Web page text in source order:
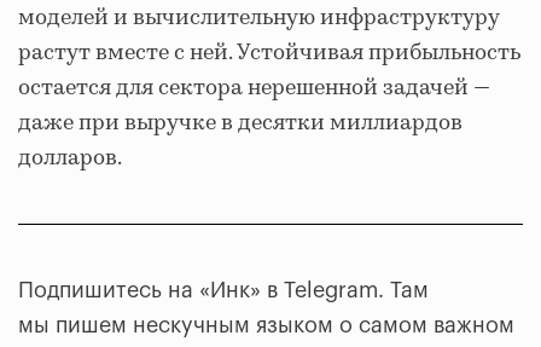
моделей и вычислительную инфраструктуру
растут вместе с ней. Устойчивая прибыльность
остается для сектора нерешенной задачей —
даже при выручке в десятки миллиардов
долларов.
Подпишитесь на «Инк» в Telegram. Там
мы пишем нескучным языком о самом важном